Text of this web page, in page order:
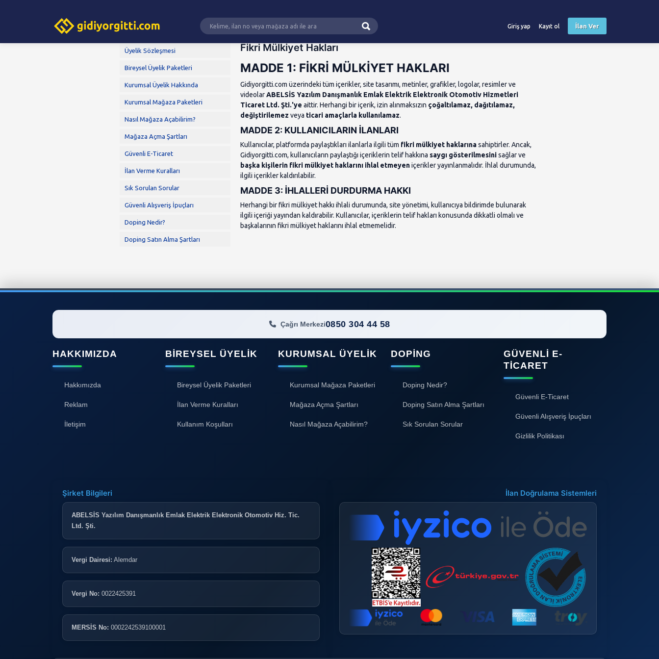
Giriş yap Kayıt ol İlan Ver
Üyelik Sözleşmesi
Bireysel Üyelik Paketleri
Kurumsal Üyelik Hakkında
Kurumsal Mağaza Paketleri
Nasıl Mağaza Açabilirim?
Mağaza Açma Şartları
Güvenli E-Ticaret
İlan Verme Kuralları
Sık Sorulan Sorular
Güvenli Alışveriş İpuçları
Doping Nedir?
Doping Satın Alma Şartları
Fikri Mülkiyet Hakları
MADDE 1: FİKRİ MÜLKİYET HAKLARI
Gidiyorgitti.com üzerindeki tüm içerikler, site tasarımı, metinler, grafikler, logolar, resimler ve
videolarABELSİS Yazılım Danışmanlık Emlak Elektrik Elektronik Otomotiv Hizmetleri
Ticaret Ltd. Şti.'ye aittir. Herhangi bir içerik, izin alınmaksızın çoğaltılamaz, dağıtılamaz,
değiştirilemez veya ticari amaçlarla kullanılamaz.
MADDE 2: KULLANICILARIN İLANLARI
Kullanıcılar, platformda paylaştıkları ilanlarla ilgili tüm fikri mülkiyet haklarınasahiptirler. Ancak,
Gidiyorgitti.com, kullanıcıların paylaştığı içeriklerin telif hakkına saygı gösterilmesinisağlar ve
başka kişilerin fikri mülkiyet haklarını ihlal etmeyeniçerikler yayınlanmalıdır. İhlal durumunda,
ilgili içerikler kaldırılabilir.
MADDE 3: İHLALLERİ DURDURMA HAKKI
Herhangi bir fikri mülkiyet hakkı ihlali durumunda, site yönetimi, kullanıcıya bildirimde bulunarak
ilgili içeriği yayından kaldırabilir. Kullanıcılar, içeriklerin telif hakları konusunda dikkatli olmalı ve
başkalarının fikri mülkiyet haklarını ihlal etmemelidir.
Çağrı Merkezi0850 304 44 58
HAKKIMIZDA
Hakkımızda
Reklam
İletişim
BIREYSEL ÜYELIK
Bireysel Üyelik Paketleri
İlan Verme Kuralları
Kullanım Koşulları
KURUMSAL ÜYELIK
Kurumsal Mağaza Paketleri
Mağaza Açma Şartları
Nasıl Mağaza Açabilirim?
DOPING
Doping Nedir?
Doping Satın Alma Şartları
Sık Sorulan Sorular
GÜVENLI E-
TICARET
Güvenli E-Ticaret
Güvenli Alışveriş İpuçları
Gizlilik Politikası
Şirket Bilgileri
ABELSİS Yazılım Danışmanlık Emlak Elektrik Elektronik Otomotiv Hiz. Tic.
Ltd. Şti.
Vergi Dairesi: Alemdar
Vergi No: 0022425391
MERSİS No: 0002242539100001
İlan Doğrulama Sistemleri